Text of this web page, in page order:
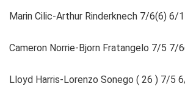
Marin Cilic-Arthur Rinderknech 7/6(6) 6/
Cameron Norrie-Bjorn Fratangelo 7/5 7/
Lloyd Harris-Lorenzo Sonego ( 26 ) 7/5